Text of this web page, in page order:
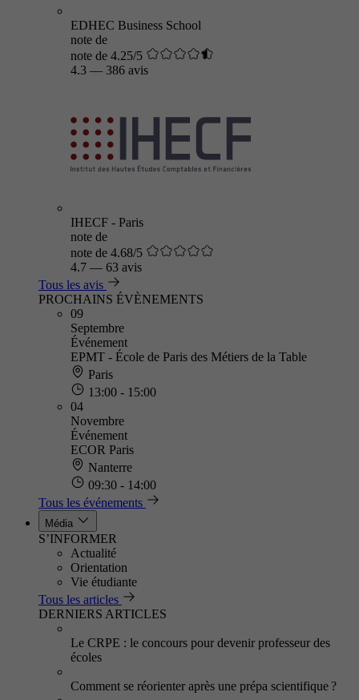
EDHEC Business School
note de
note de 4.25/5
4.3 — 386 avis
IHECF - Paris
note de
note de 4.68/5
4.7 — 63 avis
Tous les avis
PROCHAINS ÉVÈNEMENTS
09
Septembre
Événement
EPMT - École de Paris des Métiers de la Table
Paris
13:00 - 15:00
04
Novembre
Événement
ECOR Paris
Nanterre
09:30 - 14:00
Tous les événements
Média
S’INFORMER
Actualité
Orientation
Vie étudiante
Tous les articles
DERNIERS ARTICLES
Le CRPE : le concours pour devenir professeur des
écoles
Comment se réorienter après une prépa scientifique ?